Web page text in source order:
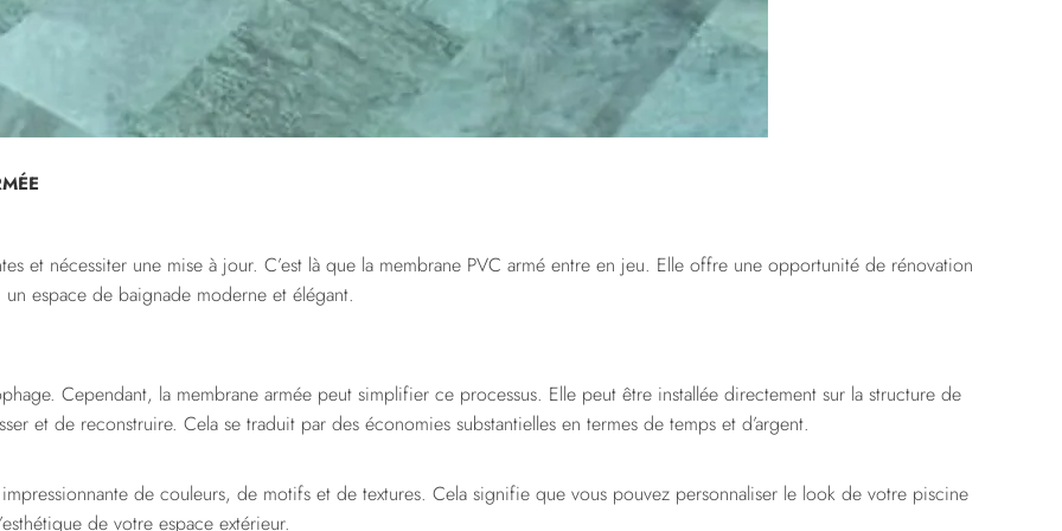
et nécessiter une mise à jour. C’est là que la membrane PVC armé entre en jeu. Elle offre une opportunité de rénovation
espace de baignade moderne et élégant.
Cependant, la membrane armée peut simplifier ce processus. Elle peut être installée directement sur la structure de
et de reconstruire. Cela se traduit par des économies substantielles en termes de temps et d’argent.
de couleurs, de motifs et de textures. Cela signifie que vous pouvez personnaliser le look de votre piscine
de votre espace extérieur.